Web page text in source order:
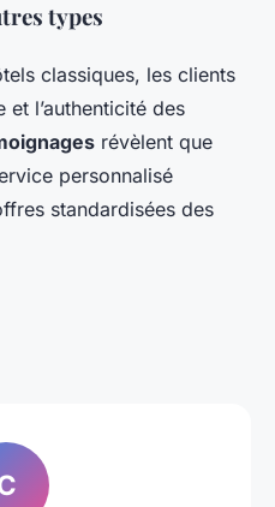
types
classiques, les clients
l’authenticité des
révèlent que
personnalisé
standardisées des